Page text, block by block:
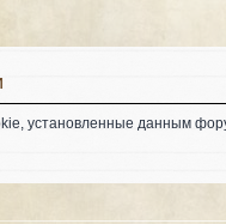
установленные данным